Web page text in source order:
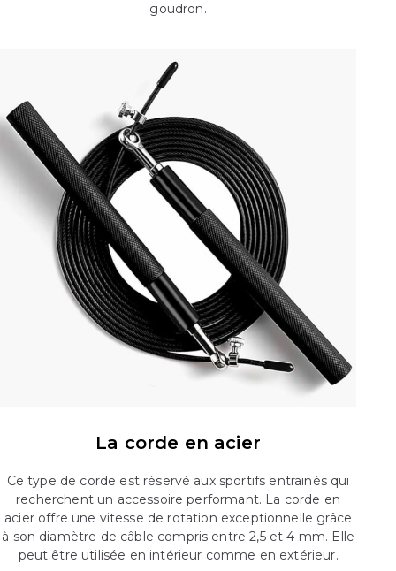
goudron.
La corde en acier
Ce type de corde est réservé aux sportifs entrainés qui
recherchent un accessoire performant. La corde en
acier offre une vitesse de rotation exceptionnelle grâce
à son diamètre de câble compris entre 2,5 et 4 mm. Elle
peut être utilisée en intérieur comme en extérieur.